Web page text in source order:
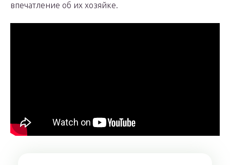
впечатление об их хозяйке.